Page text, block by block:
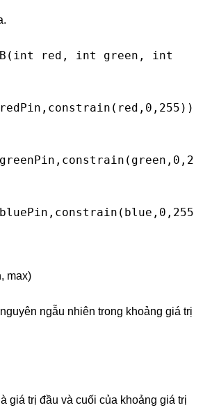
red, int green, int
max)
ngẫu nhiên trong khoảng giá trị
là giá trị đầu và cuối của khoảng giá trị